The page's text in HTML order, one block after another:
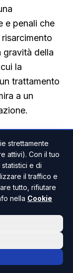
e penali che
gravità della
la
trattamento
a un
a un posto
si fa
immediata
nelle
a vita. Nei
strettamente
attivi). Con il tuo
e di
il traffico e
tutto, rifiutare
nella Cookie